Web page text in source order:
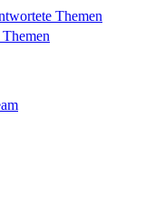
Themen